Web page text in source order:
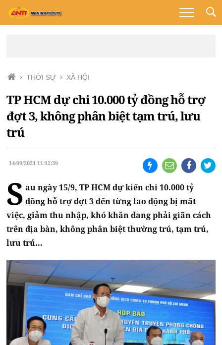
THỜI SỰ XÃ HỘI
TP HCM dự chi 10.000 tỷ đồng hỗ trợ
đợt 3, không phân biệt tạm trú, lưu
trú
14/09/2021 11:12:39
S au ngày 15/9, TP HCM dự kiến chi 10.000 tỷ
đồng hỗ trợ đợt 3 đến từng lao động bị mất
việc, giảm thu nhập, khó khăn đang phải giãn cách
trên địa bàn, không phân biệt thường trú, tạm trú,
lưu trú...